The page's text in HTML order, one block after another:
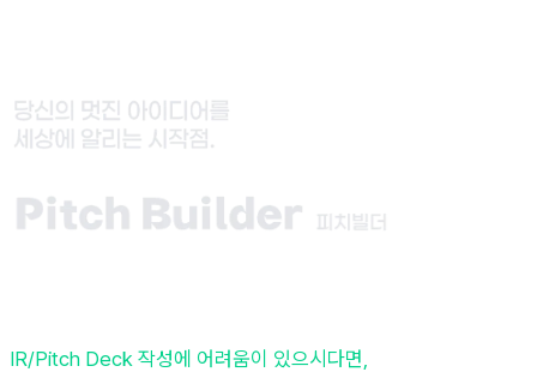
IR/Pitch Deck 작성에 어려움이 있으시다면,